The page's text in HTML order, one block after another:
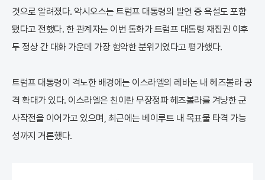
것으로 알려졌다. 악시오스는 트럼프 대통령의 발언 중 욕설도 포함
됐다고 전했다. 한 관계자는 이번 통화가 트럼프 대통령 재집권 이후
두 정상 간 대화 가운데 가장 험악한 분위기였다고 평가했다.
트럼프 대통령이 격노한 배경에는 이스라엘의 레바논 내 헤즈볼라 공
격 확대가 있다. 이스라엘은 친이란 무장정파 헤즈볼라를 겨냥한 군
사작전을 이어가고 있으며, 최근에는 베이루트 내 목표물 타격 가능
성까지 거론했다.